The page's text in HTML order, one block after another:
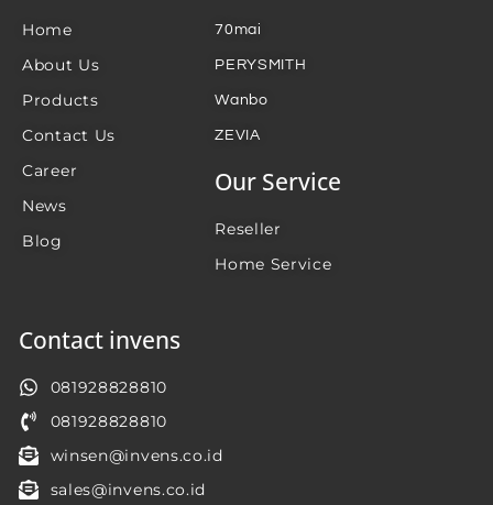
Home
About Us
Products
Contact Us
Career
News
Blog
70mai
PERYSMITH
Wanbo
ZEVIA
Our Service
Reseller
Home Service
Contact invens
081928828810
081928828810
winsen@invens.co.id
sales@invens.co.id